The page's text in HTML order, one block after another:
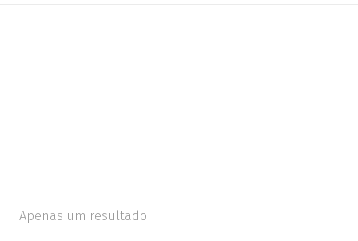
Apenas um resultado